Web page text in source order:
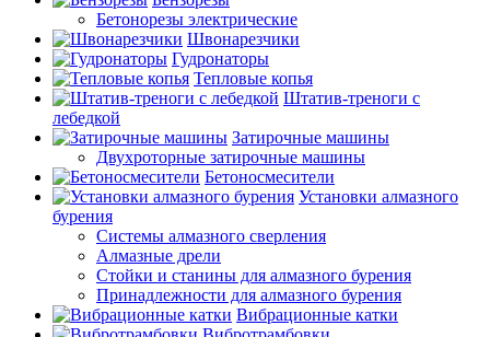
Бетонорезы электрические
Швонарезчики
Гудронаторы
Тепловые копья
Штатив-треноги с
лебедкой
Затирочные машины
Двухроторные затирочные машины
Бетоносмесители
Установки алмазного
бурения
Системы алмазного сверления
Алмазные дрели
Стойки и станины для алмазного бурения
Принадлежности для алмазного бурения
Вибрационные катки